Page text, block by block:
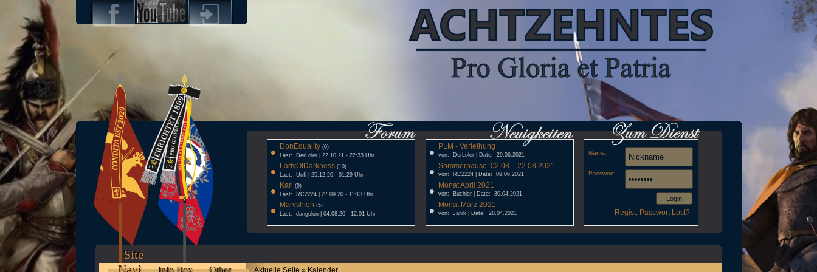
• DonEquality(0)
Last: DerLoler | 22.10.21 - 22:33 Uhr
• LadyOfDarkness(10)
Last: Unfi | 25.12.20 - 01:29 Uhr
• Karl (9)
Last: RC2224 | 27.09.20 - 11:13 Uhr
• Marvshion (5)
Last: dangolon | 04.08.20 - 12:01 Uhr
• PLM - Verleihung
von: DerLoler | Date: 29.06.2021
• Sommerpause: 02.08. - 22.08.2021...
von: RC2224 | Date: 09.06.2021
• Monat April 2021
von: Buchler | Date: 30.04.2021
• Monat März 2021
von: Janik | Date: 28.04.2021
Name:
Passwort:
Login
Regist. Passwort Lost?
Site
Aktuelle Seite » Kalender